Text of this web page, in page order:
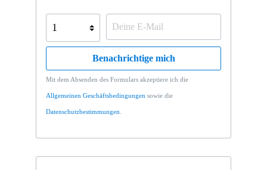
Benachrichtige mich
Mit dem Absenden des Formulars akzeptiere ich die
Allgemeinen Geschäftsbedingungen sowie die
Datenschutzbestimmungen